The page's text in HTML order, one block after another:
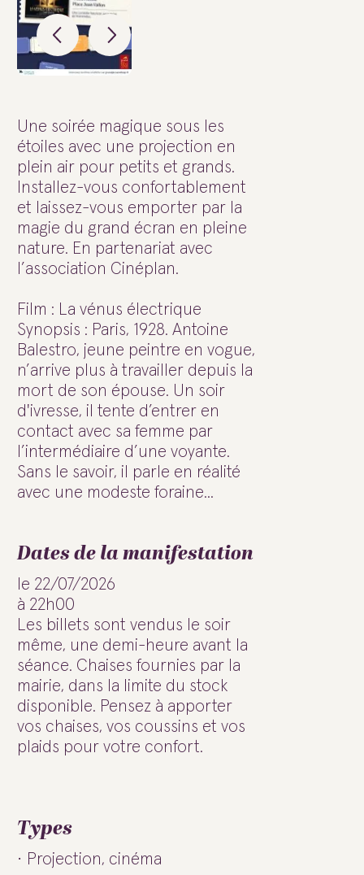
Une soirée magique sous les
étoiles avec une projection en
plein air pour petits et grands.
Installez-vous confortablement
et laissez-vous emporter par la
magie du grand écran en pleine
nature. En partenariat avec
l’association Cinéplan.
Film : La vénus électrique
Synopsis : Paris, 1928. Antoine
Balestro, jeune peintre en vogue,
n’arrive plus à travailler depuis la
mort de son épouse. Un soir
d'ivresse, il tente d’entrer en
contact avec sa femme par
l’intermédiaire d’une voyante.
Sans le savoir, il parle en réalité
avec une modeste foraine...
Dates de la manifestation
le 22/07/2026
à 22h00
Les billets sont vendus le soir
même, une demi-heure avant la
séance. Chaises fournies par la
mairie, dans la limite du stock
disponible. Pensez à apporter
vos chaises, vos coussins et vos
plaids pour votre confort.
Types
Projection, cinéma